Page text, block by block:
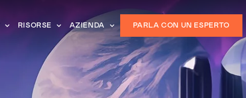
RISORSE AZIENDA PARLA CON UN ESPERTO